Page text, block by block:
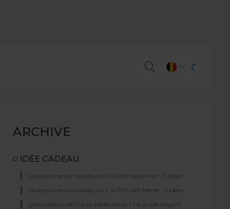
ARCHIVE
IDÉE CADEAU
Cadeaux personnalisés pour la Fête des Pères - 5 idées
Cadeaux personnalisés pour la Fête des Mères - 5 idées
Quel cadeau offrir à sa petite amie ? Le guide élégant